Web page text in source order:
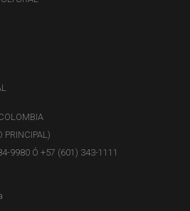
y vender tarjetas prepago
del exterior.
mediante la Carta Circular 29 del
sobre los riesgos de las
con MV y advierte que los
de estos instrumentos se
(hackeadas), y a que las
PRINCIPAL)
9980 Ó +57 (601) 343-1111